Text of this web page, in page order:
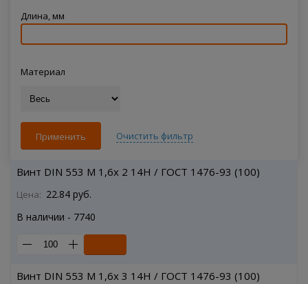
Длина, мм
Материал
Применить Очистить фильтр
Винт DIN 553 M 1,6x 2 14H / ГОСТ 1476-93 (100)
Цена: 22.84 руб.
В наличии - 7740
Винт DIN 553 M 1,6x 3 14H / ГОСТ 1476-93 (100)